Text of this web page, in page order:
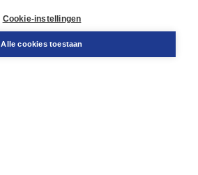
Cookie-instellingen
Alle cookies toestaan